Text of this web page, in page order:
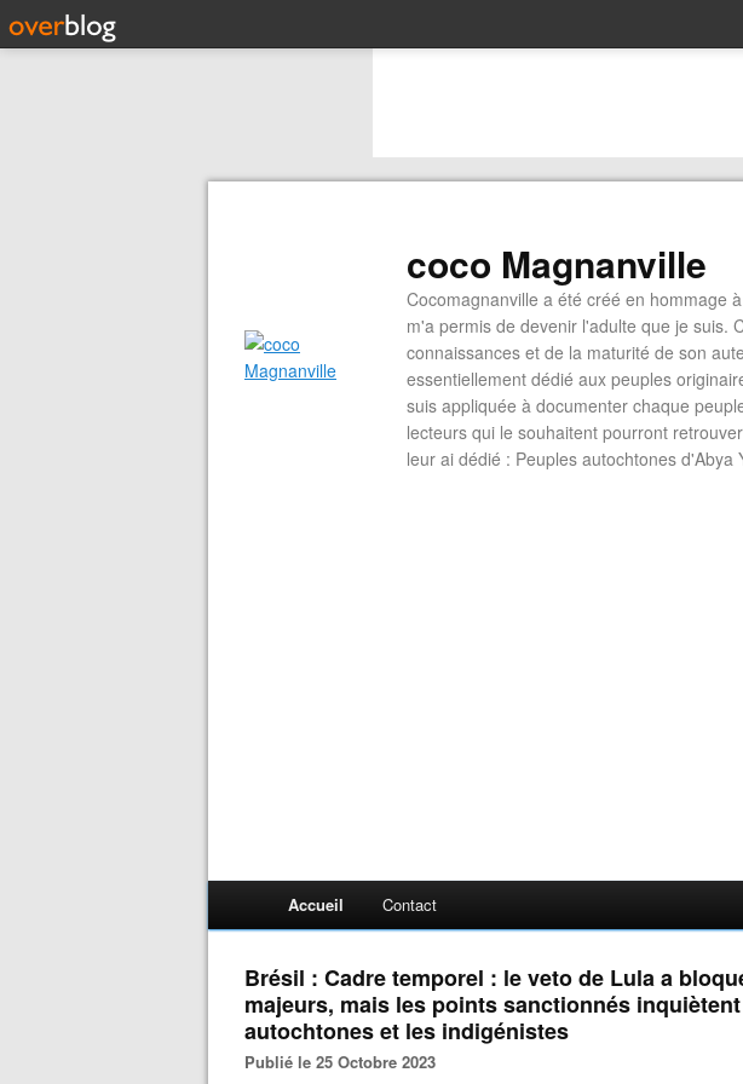
coco Magnanville
Cocomagnanville a été créé en hommage
m'a permis de devenir l'adulte que je suis.
connaissances et de la maturité de son
essentiellement dédié aux peuples
suis appliquée à documenter chaque
lecteurs qui le souhaitent pourront
leur ai dédié : Peuples autochtones d'Abya
Accueil Contact
Brésil : Cadre temporel : le veto de Lula a
majeurs, mais les points sanctionnés
autochtones et les indigénistes
Publié le 25 Octobre 2023